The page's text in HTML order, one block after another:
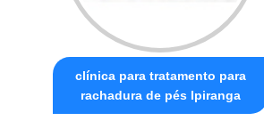
clínica para tratamento para
rachadura de pés Ipiranga